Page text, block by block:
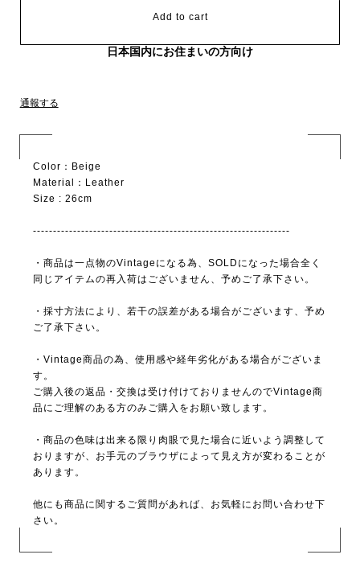
Add to cart
日本国内にお住まいの方向け
通報する
Color：Beige
Material：Leather
Size : 26cm
----------------------------------------------------------------
・商品は一点物のVintageになる為、SOLDになった場合全く
同じアイテムの再入荷はございません、予めご了承下さい。
・採寸方法により、若干の誤差がある場合がございます、予め
ご了承下さい。
・Vintage商品の為、使用感や経年劣化がある場合がございま
す。
ご購入後の返品・交換は受け付けておりませんのでVintage商
品にご理解のある方のみご購入をお願い致します。
・商品の色味は出来る限り肉眼で見た場合に近いよう調整して
おりますが、お手元のブラウザによって見え方が変わることが
あります。
他にも商品に関するご質問があれば、お気軽にお問い合わせ下
さい。